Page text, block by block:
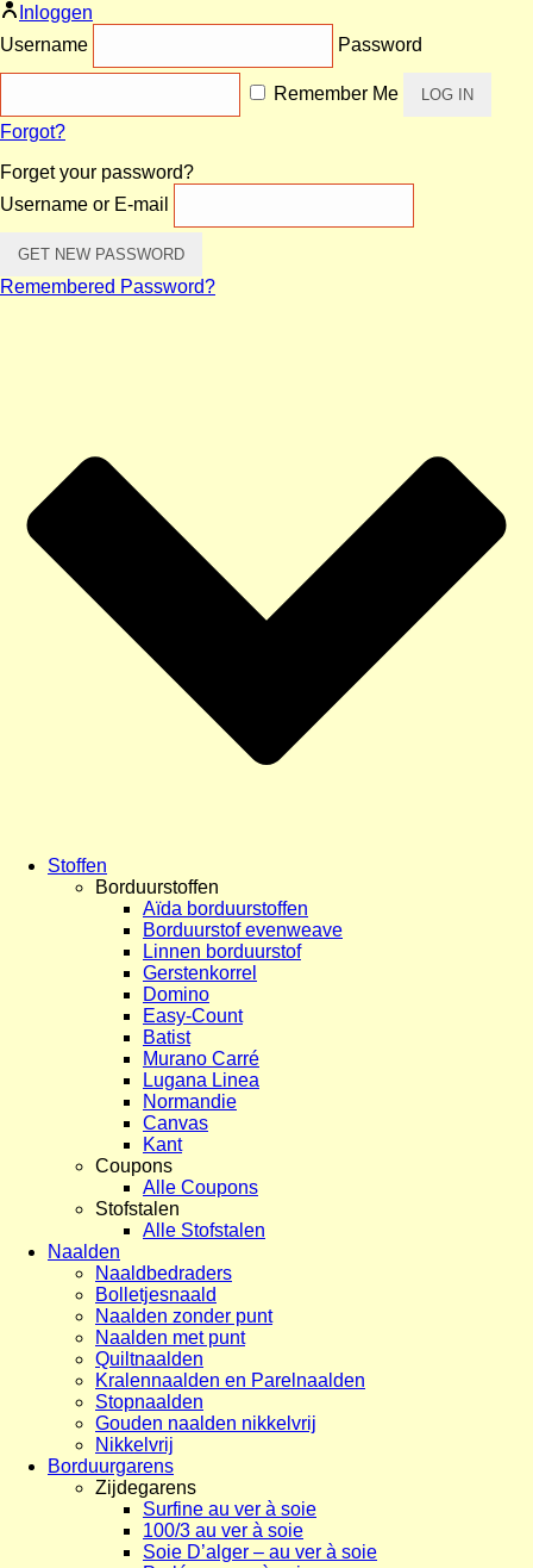
Inloggen
Username
Password
Remember Me
Forgot?
Forget your password?
Username or E-mail
Remembered Password?
Stoffen
Borduurstoffen
Aïda borduurstoffen
Borduurstof evenweave
Linnen borduurstof
Gerstenkorrel
Domino
Easy-Count
Batist
Murano Carré
Lugana Linea
Normandie
Canvas
Kant
Coupons
Alle Coupons
Stofstalen
Alle Stofstalen
Naalden
Naaldbedraders
Bolletjesnaald
Naalden zonder punt
Naalden met punt
Quiltnaalden
Kralennaalden en Parelnaalden
Stopnaalden
Gouden naalden nikkelvrij
Nikkelvrij
Borduurgarens
Zijdegarens
Surfine au ver à soie
100/3 au ver à soie
Soie D’alger – au ver à soie